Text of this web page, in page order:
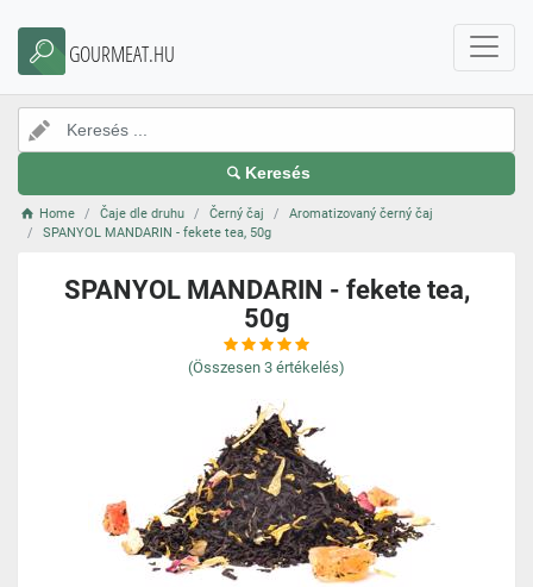
GOURMEAT.HU
Keresés
Home Čaje dle druhu Černý čaj
Aromatizovaný černý čaj
SPANYOL MANDARIN - fekete tea, 50g
SPANYOL MANDARIN - fekete tea,
50g
(Összesen 3 értékelés)